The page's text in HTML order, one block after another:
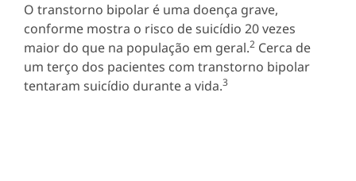
O transtorno bipolar é uma doença grave,
conforme mostra o risco de suicídio 20 vezes
maior do que na população em geral.2 Cerca de
um terço dos pacientes com transtorno bipolar
tentaram suicídio durante a vida.3